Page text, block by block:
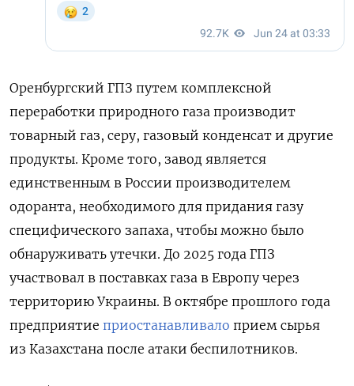
Оренбургский ГПЗ путем комплексной
переработки природного газа производит
товарный газ, серу, газовый конденсат и другие
продукты. Кроме того, завод является
единственным в России производителем
одоранта, необходимого для придания газу
специфического запаха, чтобы можно было
обнаруживать утечки. До 2025 года ГПЗ
участвовал в поставках газа в Европу через
территорию Украины. В октябре прошлого года
предприятие приостанавливало прием сырья
из Казахстана после атаки беспилотников.